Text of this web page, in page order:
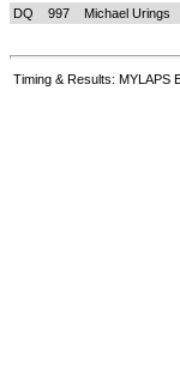
DQ
997 Michael Urings
Timing & Results: MYLAPS